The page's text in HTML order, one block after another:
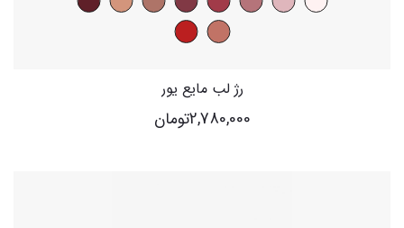
رژ لب مایع یور
2,780,000تومان